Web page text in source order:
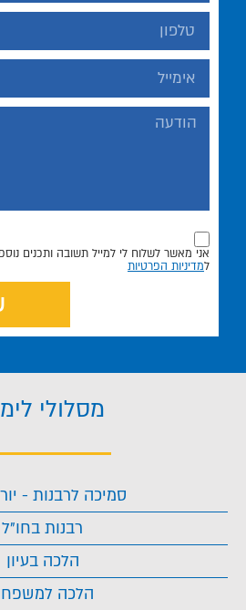
אני מאשר לשלוח לי למייל תשובה ותכנים
למדיניות הפרטיות
מסלולי
סמיכה לרבנות -
רבנות בחו"ל
הלכה בעיון
הלכה